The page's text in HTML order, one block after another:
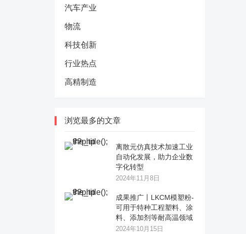
汽车产业
物流
科技创新
行业热点
高精制造
浏览最多的文章
离散元仿真技术加速工业
自动化发展，助力企业数
字化转型
2024年11月8日
成果推广丨LKCM模塑粉-
可用于特种工程塑料、涂
料、添加剂等耐高温领域
2024年10月15日